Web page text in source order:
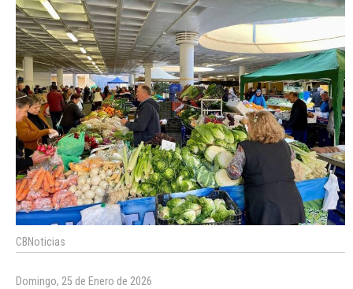
CBNoticias
Domingo, 25 de Enero de 2026